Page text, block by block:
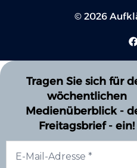
© 2026
Tragen Sie sich für
wöchentlichen
Medienüberblick -
Freitagsbrief - ein!